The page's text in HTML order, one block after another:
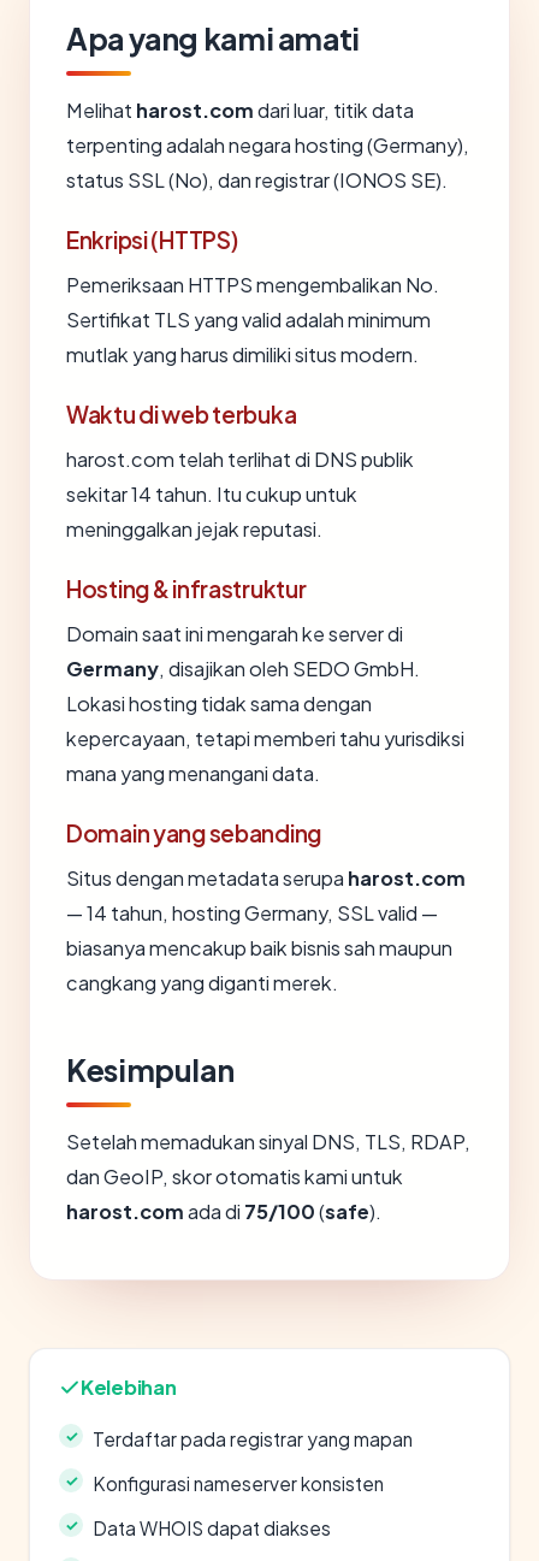
Apa yang kami amati
Melihat harost.comdari luar, titik data
terpenting adalah negara hosting (Germany),
status SSL (No), dan registrar (IONOS SE).
Enkripsi (HTTPS)
Pemeriksaan HTTPS mengembalikan No.
Sertifikat TLS yang valid adalah minimum
mutlak yang harus dimiliki situs modern.
Waktu di web terbuka
harost.com telah terlihat di DNS publik
sekitar 14 tahun. Itu cukup untuk
meninggalkan jejak reputasi.
Hosting & infrastruktur
Domain saat ini mengarah ke server di
Germany, disajikan oleh SEDO GmbH.
Lokasi hosting tidak sama dengan
kepercayaan, tetapi memberi tahu yurisdiksi
mana yang menangani data.
Domain yang sebanding
Situs dengan metadata serupa harost.com
— 14 tahun, hosting Germany, SSL valid —
biasanya mencakup baik bisnis sah maupun
cangkang yang diganti merek.
Kesimpulan
Setelah memadukan sinyal DNS, TLS, RDAP,
dan GeoIP, skor otomatis kami untuk
harost.comada di 75/100(safe).
Kelebihan
Terdaftar pada registrar yang mapan
Konfigurasi nameserver konsisten
Data WHOIS dapat diakses